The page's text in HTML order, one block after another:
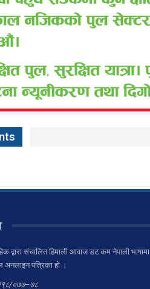
द्वारा संचालित हिमाली आवाज डट कम नेपाली भाषामा
अनलाइन पत्रिका हो ।
०७७–७८